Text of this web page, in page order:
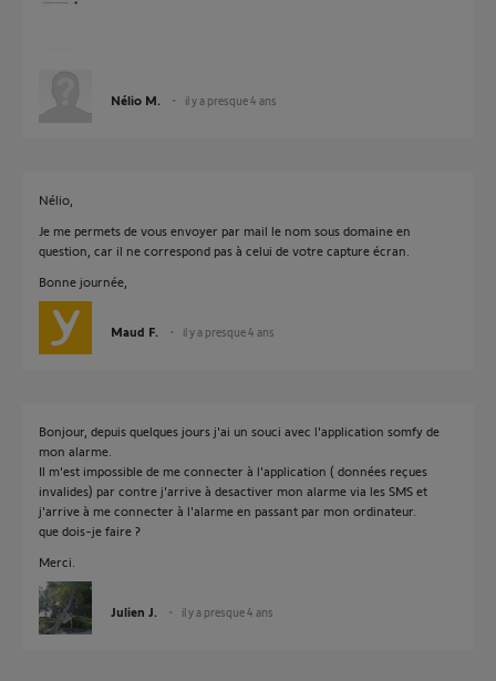
Nélio M. il y a presque 4 ans
Nélio,
Je me permets de vous envoyer par mail le nom sous domaine en
question, car il ne correspond pas à celui de votre capture écran.
Bonne journée,
Maud F. il y a presque 4 ans
Bonjour, depuis quelques jours j'ai un souci avec l'application somfy de
mon alarme.
Il m'est impossible de me connecter à l'application ( données reçues
invalides) par contre j'arrive à desactiver mon alarme via les SMS et
j'arrive à me connecter à l'alarme en passant par mon ordinateur.
que dois-je faire ?
Merci.
Julien J. il y a presque 4 ans